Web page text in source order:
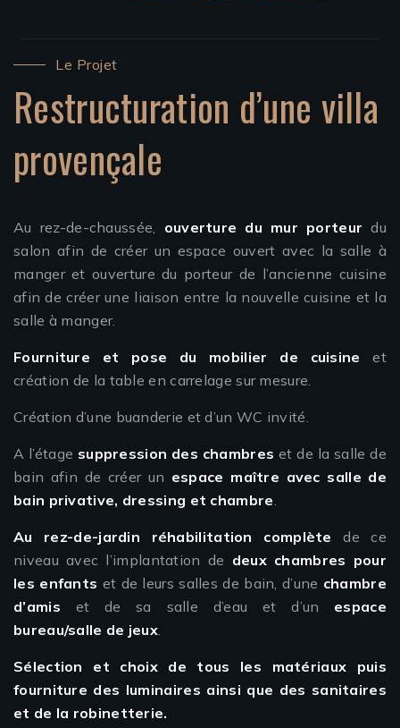
Le Projet
Restructuration d’une villa
provençale
Au rez-de-chaussée, ouverture du mur porteur du
salon afin de créer un espace ouvert avec la salle à
manger et ouverture du porteur de l’ancienne cuisine
afin de créer une liaison entre la nouvelle cuisine et la
salle à manger.
Fourniture et pose du mobilier de cuisine et
création de la table en carrelage sur mesure.
Création d’une buanderie et d’un WC invité.
A l’étage suppression des chambres et de la salle de
bain afin de créer un espace maître avec salle de
bain privative, dressing et chambre.
Au rez-de-jardin réhabilitation complète de ce
niveau avec l’implantation de deux chambres pour
les enfants et de leurs salles de bain, d’une chambre
d’amis et de sa salle d’eau et d’un espace
bureau/salle de jeux.
Sélection et choix de tous les matériaux puis
fourniture des luminaires ainsi que des sanitaires
et de la robinetterie.